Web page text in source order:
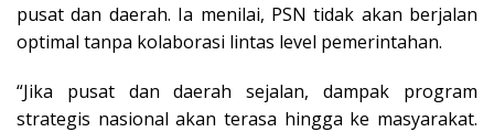
pusat dan daerah. Ia menilai, PSN tidak akan berjalan
optimal tanpa kolaborasi lintas level pemerintahan.
“Jika pusat dan daerah sejalan, dampak program
strategis nasional akan terasa hingga ke masyarakat.